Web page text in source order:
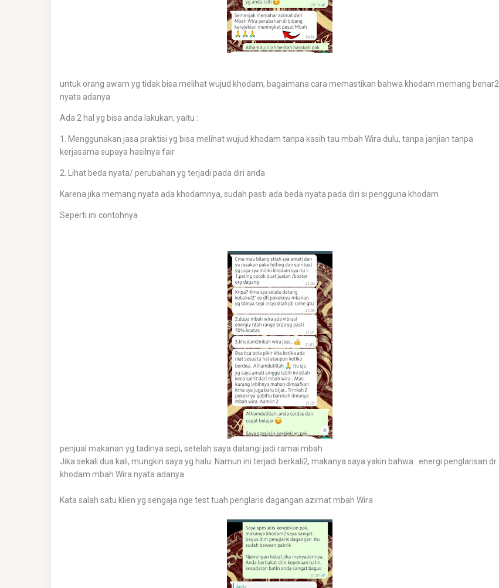
untuk orang awam yg tidak bisa melihat wujud khodam, bagaimana cara memastikan bahwa khodam memang benar2
nyata adanya
Ada 2 hal yg bisa anda lakukan, yaitu :
1. Menggunakan jasa praktisi yg bisa melihat wujud khodam tanpa kasih tau mbah Wira dulu, tanpa janjian tanpa
kerjasama supaya hasilnya fair
2. Lihat beda nyata/ perubahan yg terjadi pada diri anda
Karena jika memang nyata ada khodamnya, sudah pasti ada beda nyata pada diri si pengguna khodam
Seperti ini contohnya
penjual makanan yg tadinya sepi, setelah saya datangi jadi ramai mbah
Jika sekali dua kali, mungkin saya yg halu. Namun ini terjadi berkali2, makanya saya yakin bahwa : energi penglarisan dr
khodam mbah Wira nyata adanya
Kata salah satu klien yg sengaja nge test tuah penglaris dagangan azimat mbah Wira